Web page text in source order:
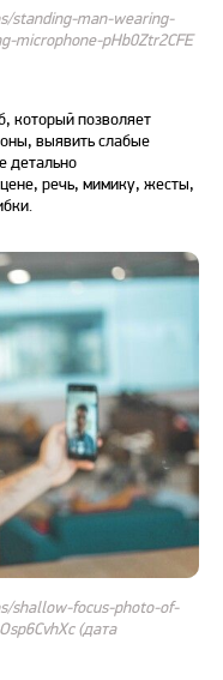
standing-man-wearing-
microphone-pHb0Ztr2CFE
который позволяет
выявить слабые
детально
речь, мимику, жесты,
shallow-focus-photo-of-
(дата